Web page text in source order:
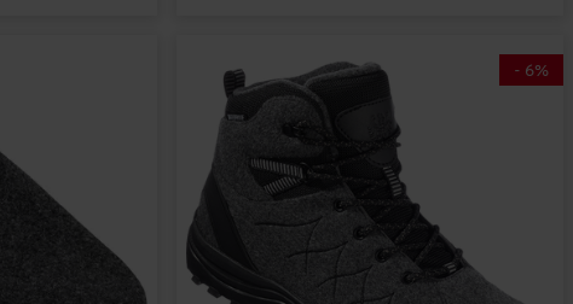
- 6%